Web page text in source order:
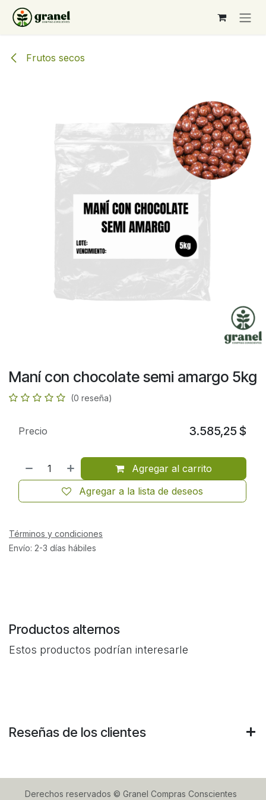
Ir al contenido
Frutos secos
Maní con chocolate semi amargo 5kg
(0 reseña)
Agregar al carrito
Agregar a la lista de deseos
Precio 3.585,25 $
Términos y condiciones
Envío: 2-3 días hábiles
Productos alternos
Estos productos podrían interesarle
Reseñas de los clientes
Derechos reservados © Granel Compras Conscientes